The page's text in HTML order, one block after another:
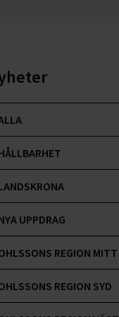
UPPDRAG
REGION MITT
REGION SYD